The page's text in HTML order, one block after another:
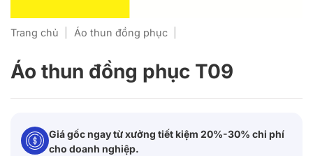
Trang chủ Áo thun đồng phục
Áo thun đồng phục T09
Giá gốc ngay từ xưởng tiết kiệm 20%-30% chi phí
cho doanh nghiệp.